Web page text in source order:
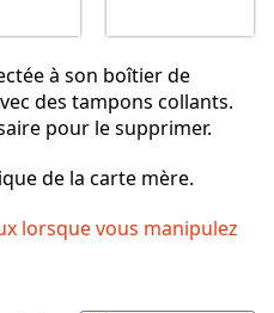
à son boîtier de
des tampons collants.
pour le supprimer.
de la carte mère.
lorsque vous manipulez